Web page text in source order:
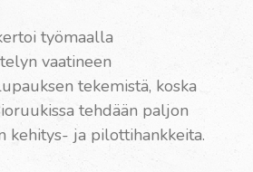
työmaalla
vaatineen
tekemistä, koska
tehdään paljon
kehitys- ja pilottihankkeita.